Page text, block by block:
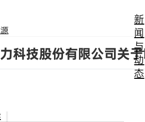
页脚
新
闻
与
动
态
科技股份有限公司关